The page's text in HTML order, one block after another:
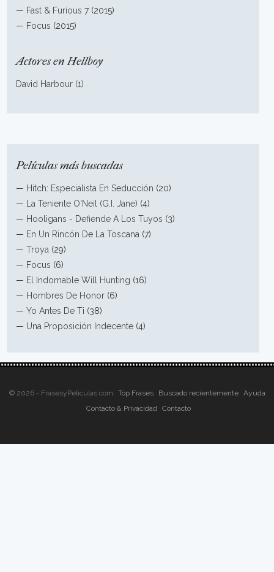
— Fast & Furious 7 (2015)
— Focus (2015)
Actores en Hellboy
David Harbour (1)
Películas más buscadas
— Hitch: Especialista En Seducción (20)
—
La Teniente O'Neil (G.I. Jane) (4)
— Hooligans - Defiende A Los Tuyos (3)
— En Un Rincón De La Toscana (7)
—Troya (29)
— Focus (6)
— El Indomable Will Hunting (16)
— Hombres De Honor (6)
—Yo Antes De Ti (38)
— Una Proposición Indecente (4)
© 2026 - FrasesyPeliculas.com Top Frases Buscado recientemente
Ayuda
Contacto & Privacidad
Contacto